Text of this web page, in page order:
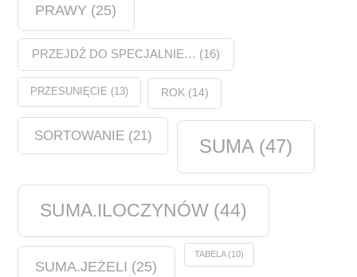
PRAWY (25)
PRZEJDŹ DO SPECJALNIE… (16)
PRZESUNIĘCIE (13) ROK(14)
SORTOWANIE(21) SUMA(47)
SUMA.ILOCZYNÓW (44)
SUMA.JEŻELI (25)
TABELA(10)